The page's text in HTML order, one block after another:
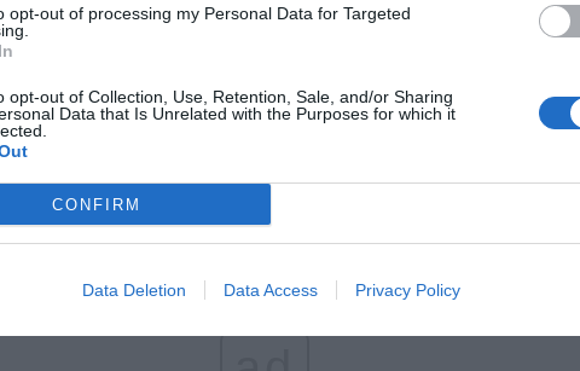
opt-out of processing my Personal Data for Targeted
opt-out of Collection, Use, Retention, Sale, and/or Sharing
Data that Is Unrelated with the Purposes for which it
CONFIRM
Data Deletion Data Access Privacy Policy
naukowcy z Uniwersytetu Kopkinsa na bieżąco aktualizują mapę, na
zobaczyć tuaktualizowaną na bieżąco interaktywną mapę
, na której
są miejsca, gdzie wykryto zakażenia koronawirusem 2019-nCoV.